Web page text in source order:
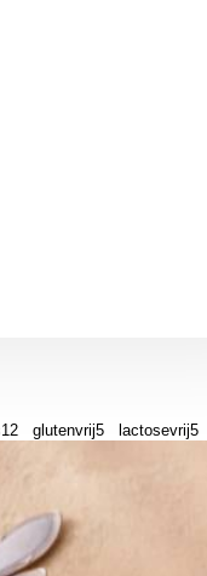
12 glutenvrij5 lactosevrij5